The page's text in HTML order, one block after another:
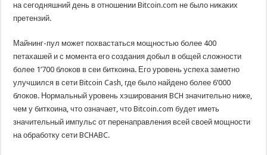
на сегодняшний день в отношении Bitcoin.com не было никаких
претензий.
Майнинг-пул может похвастаться мощностью более 400
петахашей и с момента его создания добыл в общей сложности
более 1’700 блоков в сеи биткоина. Его уровень успеха заметно
улучшился в сети Bitcoin Cash, где было найдено более 6’000
блоков. Нормальный уровень хэширования BCH значительно ниже,
чем у биткоина, что означает, что Bitcoin.com будет иметь
значительный импульс от перенаправления всей своей мощности
на обработку сети BCHABC.